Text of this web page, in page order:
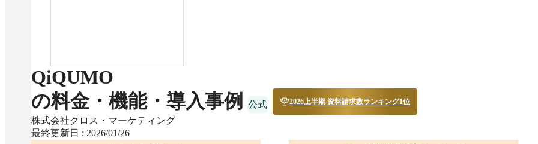
QiQUMO
の料金・機能・導入事例
2026上半期 資料請求数ランキング1位
株式会社クロス・マーケティング
最終更新日 : 2026/01/26